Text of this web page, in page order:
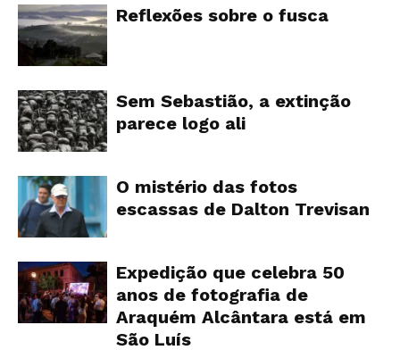
Reflexões sobre o fusca
Sem Sebastião, a extinção
parece logo ali
O mistério das fotos
escassas de Dalton Trevisan
Expedição que celebra 50
anos de fotografia de
Araquém Alcântara está em
São Luís